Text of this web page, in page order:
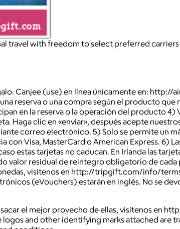
travel with freedom to select preferred carriers
Canjee (use) en línea únicamente en: http://
reserva o una compra según el producto
en la reserva o la operación del producto 4)
Haga clic en «enviar», después acepte
correo electrónico. 5) Solo se permite un
Visa, MasterCard o American Express. 6)
estas tarjetas no caducan. En Irlanda las
valor residual de reintegro obligatorio de
visítenos en http://tripgift.com/info/
(eVouchers) estarán en inglés. No se
el mejor provecho de ellas, visítenos en
and other identifying marks attached are